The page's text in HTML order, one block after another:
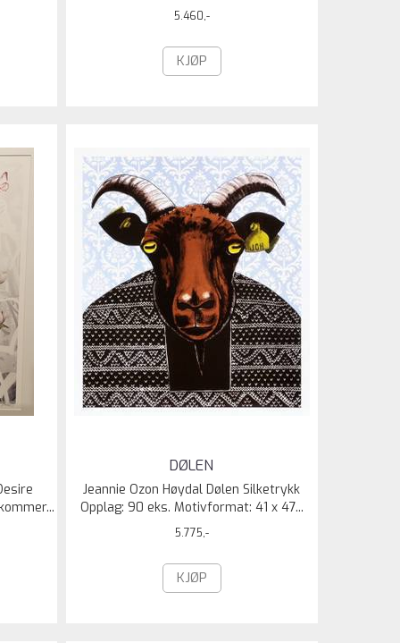
5.460,-
KJØP
DØLEN
Jeannie Ozon Høydal Dølen Silketrykk
Opplag: 90 eks. Motivformat: 41 x 47...
5.775,-
KJØP